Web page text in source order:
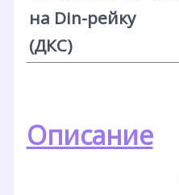
на Din-рейку
(ДКС)
Описание